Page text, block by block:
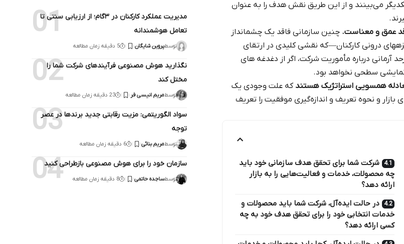
می‌بینند و از این طریق نقش هدف را به عنوان
عمق و معناست. چنین سازمانی فاقد یک چشمانداز
درونی کارکنان—که نقشی کلیدی در ارتقای
آرمانی درباره مأموریت شرکت، اگر از دغدغه های
نمایشی سطحی نخواهد بود.
همسویی استراتژیک هستند که علت وجودی یک
و نحوه تعریف و اندازه‌گیری موفقیت را تعریف
شرکت شما برای تحقق هدف سازمانی خود باید
چه محصولات، خدمات و فعالیت‌هایی را به بازار
ارائه دهد؟
در حالت ایده‌آل، شرکت شما باید محصولات و
خدمات انتخابی خود را برای تحقق هدف خود به چه
کسی ارائه دهد؟
مدیریت عملکرد کارکنان در ۳گام؛ از ارزیابی سنتی تا
تعامل هوشمندانه
توسطپروین شایگان 5 دقیقه زمان مطالعه
نگذارید هوش مصنوعی فرآیندهای شرکت شما را
مختل کند
توسطمریم انیسی فر 23 دقیقه زمان مطالعه
سواد الگوریتمی: مزیت رقابتی جدید برندها در عصر
توجه
توسطمریم بنائی 6 دقیقه زمان مطالعه
سازمان خود را برای هوش مصنوعی بازطراحی کنید
توسطساجده حاتمی 8 دقیقه زمان مطالعه